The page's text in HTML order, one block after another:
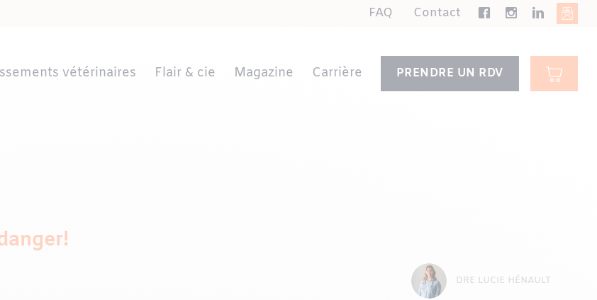
FAQ Contact
vétérinaires Flair & cie Magazine Carrière PRENDRE UN RDV
DRE LUCIE HÉNAULT